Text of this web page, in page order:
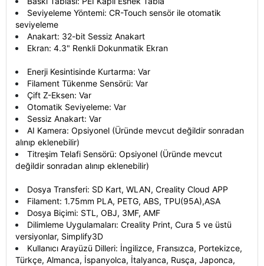
Seviyeleme Yöntemi: CR-Touch sensör ile otomatik
seviyeleme
Anakart: 32-bit Sessiz Anakart
Ekran: 4.3" Renkli Dokunmatik Ekran
Enerji Kesintisinde Kurtarma: Var
Filament Tükenme Sensörü: Var
Çift Z-Eksen: Var
Otomatik Seviyeleme: Var
Sessiz Anakart: Var
AI Kamera: Opsiyonel (Üründe mevcut değildir sonradan
alınıp eklenebilir)
Titreşim Telafi Sensörü: Opsiyonel (Üründe mevcut
değildir sonradan alınıp eklenebilir)
Dosya Transferi: SD Kart, WLAN, Creality Cloud APP
Filament: 1.75mm PLA, PETG, ABS, TPU(95A),ASA
Dosya Biçimi: STL, OBJ, 3MF, AMF
Dilimleme Uygulamaları: Creality Print, Cura 5 ve üstü
versiyonlar, Simplify3D
Kullanıcı Arayüzü Dilleri: İngilizce, Fransızca, Portekizce,
Türkçe, Almanca, İspanyolca, İtalyanca, Rusça, Japonca,